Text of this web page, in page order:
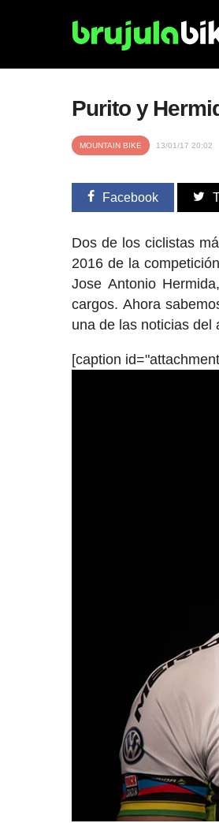
Purito y
MOUNTAIN BIKE 13/01/17 20:02
Facebook
Dos de los ciclistas
2016 de la
Jose Antonio
cargos. Ahora
una de las noticias del
[caption